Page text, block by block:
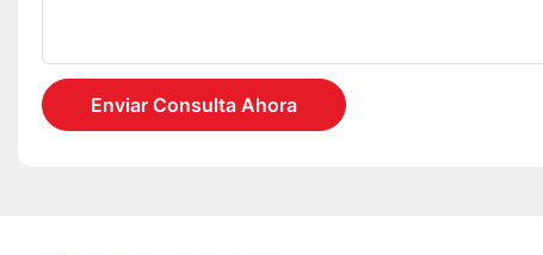
Enviar Consulta Ahora